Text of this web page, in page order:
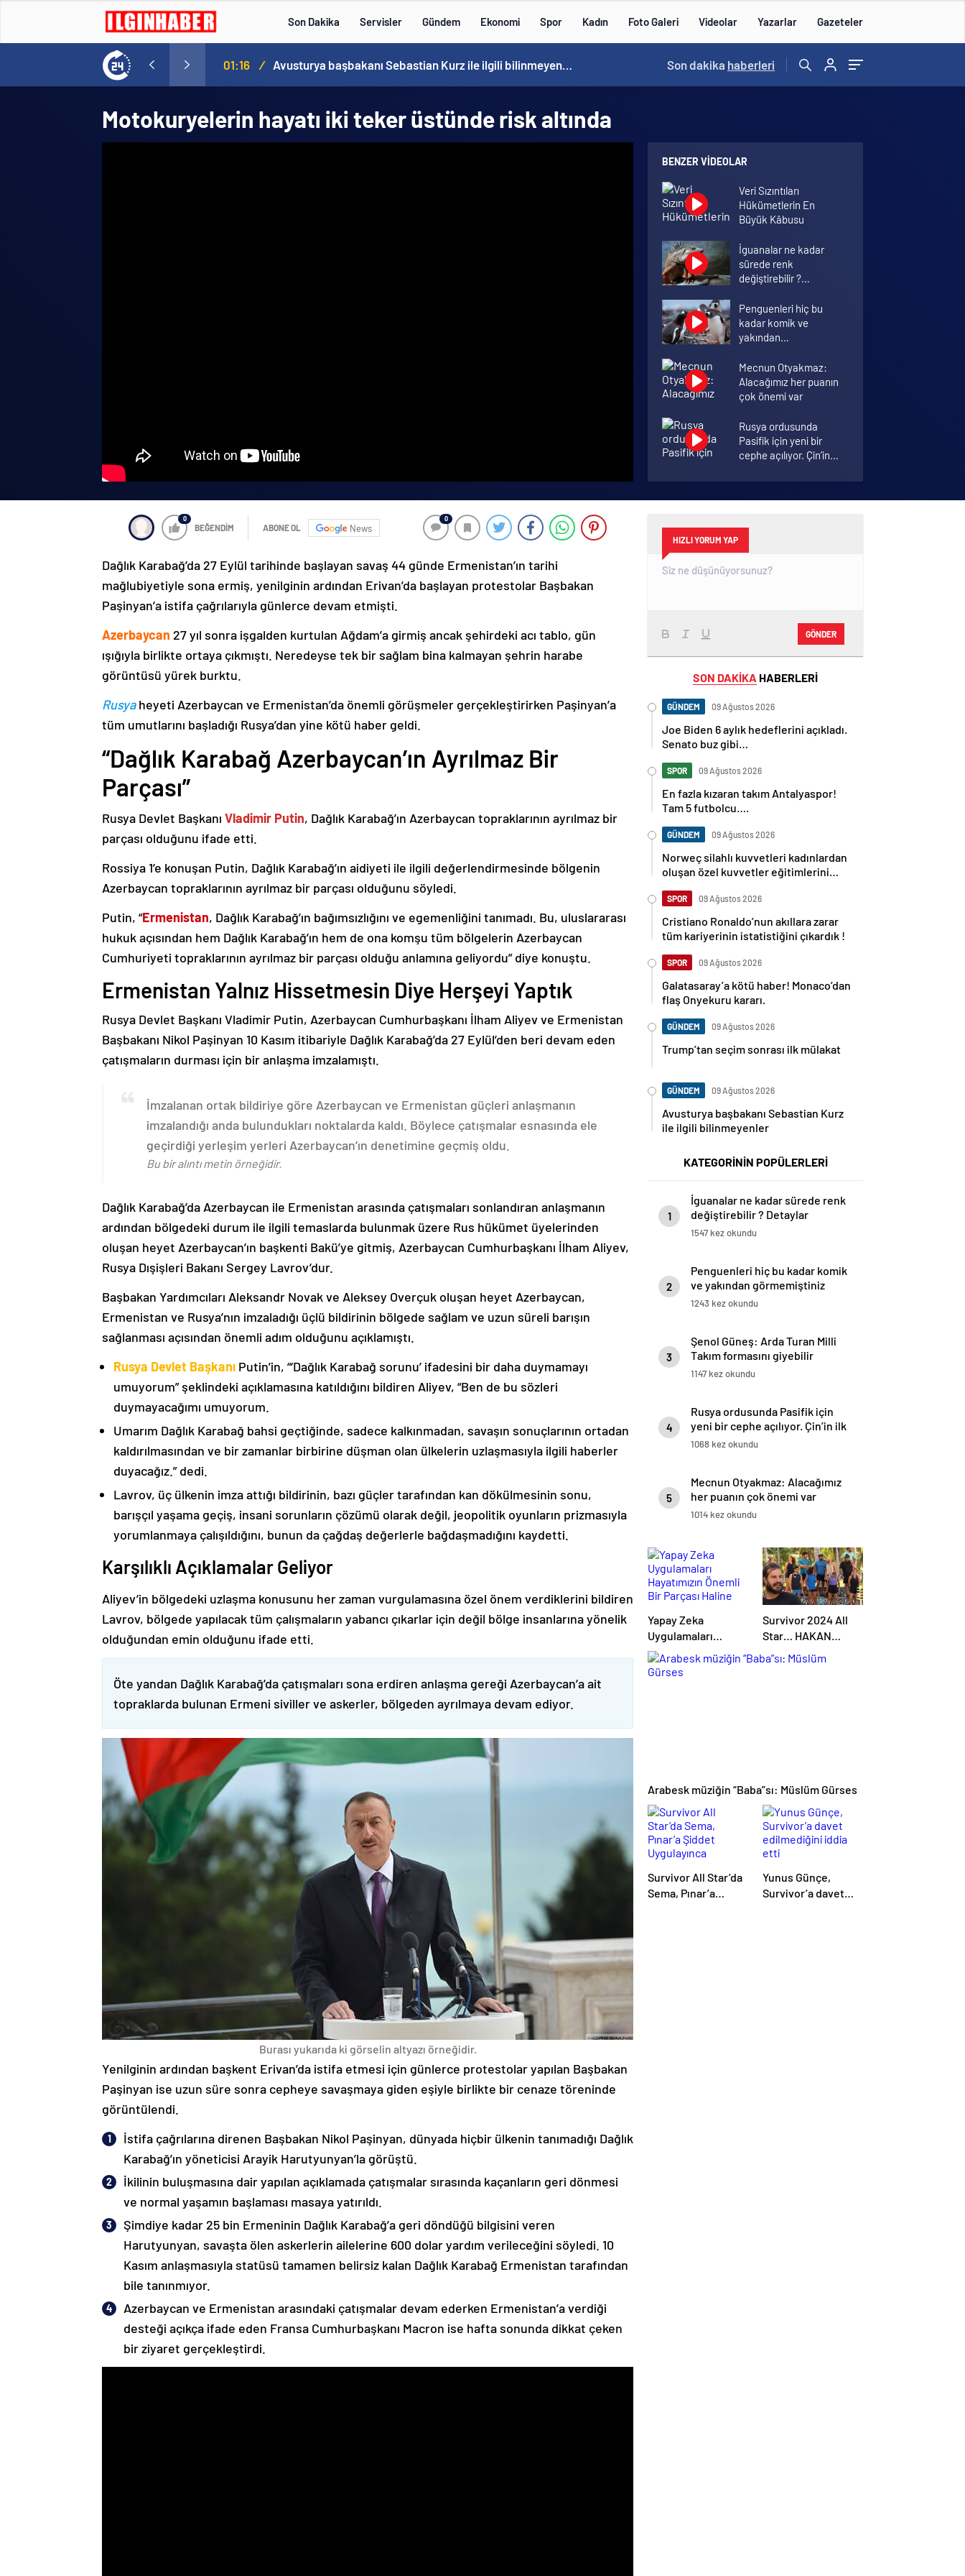
Son Dakika Servisler Gündem Ekonomi Spor Kadın Foto Galeri Videolar Yazarlar Gazeteler
01:16 / Avusturya başbakanı Sebastian Kurz ile ilgili bilinmeyenler 01:16 /
Son dakika haberleri
Motokuryelerin hayatı iki teker üstünde risk altında
BENZER VIDEOLAR
Veri Sızıntıları
Hükümetlerin En
Büyük Kâbusu
İguanalar ne kadar
sürede renk
değiştirebilir ?
Penguenleri hiç bu
kadar komik ve
yakından
Mecnun Otyakmaz:
Alacağımız her puanın
çok önemi var
Rusya ordusunda
Pasifik için yeni bir
cephe açılıyor. Çin’in
Şenol Güneş: Arda
Turan Milli Takım
0
BEĞENDİM ABONE OL News
0
Dağlık Karabağ’da 27 Eylül tarihinde başlayan savaş 44 günde Ermenistan’ın tarihi
mağlubiyetiyle sona ermiş, yenilginin ardından Erivan’da başlayan protestolar Başbakan
Paşinyan’a istifa çağrılarıyla günlerce devam etmişti.
Azerbaycan 27 yıl sonra işgalden kurtulan Ağdam’a girmiş ancak şehirdeki acı tablo, gün
ışığıyla birlikte ortaya çıkmıştı. Neredeyse tek bir sağlam bina kalmayan şehrin harabe
görüntüsü yürek burktu.
Rusyaheyeti Azerbaycan ve Ermenistan’da önemli görüşmeler gerçekleştirirken Paşinyan’a
tüm umutlarını başladığı Rusya’dan yine kötü haber geldi.
“Dağlık Karabağ Azerbaycan’ın Ayrılmaz Bir
Parçası”
Rusya Devlet Başkanı Vladimir Putin, Dağlık Karabağ’ın Azerbaycan topraklarının ayrılmaz bir
parçası olduğunu ifade etti.
Rossiya 1’e konuşan Putin, Dağlık Karabağ’ın aidiyeti ile ilgili değerlendirmesinde bölgenin
Azerbaycan topraklarının ayrılmaz bir parçası olduğunu söyledi.
Putin, “Ermenistan, Dağlık Karabağ’ın bağımsızlığını ve egemenliğini tanımadı. Bu, uluslararası
hukuk açısından hem Dağlık Karabağ’ın hem de ona komşu tüm bölgelerin Azerbaycan
Cumhuriyeti topraklarının ayrılmaz bir parçası olduğu anlamına geliyordu” diye konuştu.
Ermenistan Yalnız Hissetmesin Diye Herşeyi Yaptık
Rusya Devlet Başkanı Vladimir Putin, Azerbaycan Cumhurbaşkanı İlham Aliyev ve Ermenistan
Başbakanı Nikol Paşinyan 10 Kasım itibariyle Dağlık Karabağ’da 27 Eylül’den beri devam eden
çatışmaların durması için bir anlaşma imzalamıştı.
İmzalanan ortak bildiriye göre Azerbaycan ve Ermenistan güçleri anlaşmanın
imzalandığı anda bulundukları noktalarda kaldı. Böylece çatışmalar esnasında ele
geçirdiği yerleşim yerleri Azerbaycan’ın denetimine geçmiş oldu.
Bu bir alıntı metin örneğidir.
Dağlık Karabağ’da Azerbaycan ile Ermenistan arasında çatışmaları sonlandıran anlaşmanın
ardından bölgedeki durum ile ilgili temaslarda bulunmak üzere Rus hükümet üyelerinden
oluşan heyet Azerbaycan’ın başkenti Bakü’ye gitmiş, Azerbaycan Cumhurbaşkanı İlham Aliyev,
Rusya Dışişleri Bakanı Sergey Lavrov’dur.
Başbakan Yardımcıları Aleksandr Novak ve Aleksey Overçuk oluşan heyet Azerbaycan,
Ermenistan ve Rusya’nın imzaladığı üçlü bildirinin bölgede sağlam ve uzun süreli barışın
sağlanması açısından önemli adım olduğunu açıklamıştı.
Rusya Devlet Başkanı Putin’in, “‘Dağlık Karabağ sorunu’ ifadesini bir daha duymamayı
umuyorum” şeklindeki açıklamasına katıldığını bildiren Aliyev, “Ben de bu sözleri
duymayacağımı umuyorum.
Umarım Dağlık Karabağ bahsi geçtiğinde, sadece kalkınmadan, savaşın sonuçlarının ortadan
kaldırılmasından ve bir zamanlar birbirine düşman olan ülkelerin uzlaşmasıyla ilgili haberler
duyacağız.” dedi.
Lavrov, üç ülkenin imza attığı bildirinin, bazı güçler tarafından kan dökülmesinin sonu,
barışçıl yaşama geçiş, insani sorunların çözümü olarak değil, jeopolitik oyunların prizmasıyla
yorumlanmaya çalışıldığını, bunun da çağdaş değerlerle bağdaşmadığını kaydetti.
Karşılıklı Açıklamalar Geliyor
Aliyev’in bölgedeki uzlaşma konusunu her zaman vurgulamasına özel önem verdiklerini bildiren
Lavrov, bölgede yapılacak tüm çalışmaların yabancı çıkarlar için değil bölge insanlarına yönelik
olduğundan emin olduğunu ifade etti.
Öte yandan Dağlık Karabağ’da çatışmaları sona erdiren anlaşma gereği Azerbaycan’a ait
topraklarda bulunan Ermeni siviller ve askerler, bölgeden ayrılmaya devam ediyor.
Burası yukarıda ki görselin altyazı örneğidir.
Yenilginin ardından başkent Erivan’da istifa etmesi için günlerce protestolar yapılan Başbakan
Paşinyan ise uzun süre sonra cepheye savaşmaya giden eşiyle birlikte bir cenaze töreninde
görüntülendi.
İstifa çağrılarına direnen Başbakan Nikol Paşinyan, dünyada hiçbir ülkenin tanımadığı Dağlık
Karabağ’ın yöneticisi Arayik Harutyunyan’la görüştü.
İkilinin buluşmasına dair yapılan açıklamada çatışmalar sırasında kaçanların geri dönmesi
ve normal yaşamın başlaması masaya yatırıldı.
Şimdiye kadar 25 bin Ermeninin Dağlık Karabağ’a geri döndüğü bilgisini veren
Harutyunyan, savaşta ölen askerlerin ailelerine 600 dolar yardım verileceğini söyledi. 10
Kasım anlaşmasıyla statüsü tamamen belirsiz kalan Dağlık Karabağ Ermenistan tarafından
bile tanınmıyor.
Azerbaycan ve Ermenistan arasındaki çatışmalar devam ederken Ermenistan’a verdiği
desteği açıkça ifade eden Fransa Cumhurbaşkanı Macron ise hafta sonunda dikkat çeken
bir ziyaret gerçekleştirdi.
HIZLI YORUM YAP
GÖNDER
SON DAKİKA HABERLERİ
GÜNDEM 09 Ağustos 2026
Joe Biden 6 aylık hedeflerini açıkladı.
Senato buz gibi…
SPOR 09 Ağustos 2026
En fazla kızaran takım Antalyaspor!
Tam 5 futbolcu….
GÜNDEM 09 Ağustos 2026
Norweç silahlı kuvvetleri kadınlardan
oluşan özel kuvvetler eğitimlerini
SPOR 09 Ağustos 2026
Cristiano Ronaldo’nun akıllara zarar
tüm kariyerinin istatistiğini çıkardık !
SPOR 09 Ağustos 2026
Galatasaray’a kötü haber! Monaco’dan
flaş Onyekuru kararı.
GÜNDEM 09 Ağustos 2026
Trump’tan seçim sonrası ilk mülakat
GÜNDEM 09 Ağustos 2026
Avusturya başbakanı Sebastian Kurz
ile ilgili bilinmeyenler
KATEGORİNİN POPÜLERLERİ
1
İguanalar ne kadar sürede renk
değiştirebilir ? Detaylar
burada…
1547 kez okundu
2
Penguenleri hiç bu kadar komik
ve yakından görmemiştiniz
1243 kez okundu
3
Şenol Güneş: Arda Turan Milli
Takım formasını giyebilir
1147 kez okundu
4
Rusya ordusunda Pasifik için
yeni bir cephe açılıyor. Çin’in ilk
tepkisi!
1068 kez okundu
5
Mecnun Otyakmaz: Alacağımız
her puanın çok önemi var
1014 kez okundu
Yapay Zeka
Uygulamaları
Hayatımızın Önemli
Bir Parçası Haline
Survivor 2024 All
Star… HAKAN
OYUNA ÇIKMADI,
İKİNCİ ELEME
Arabesk müziğin “Baba”sı: Müslüm Gürses
Survivor All Star’da
Sema, Pınar’a
Yunus Günçe,
Survivor’a davet